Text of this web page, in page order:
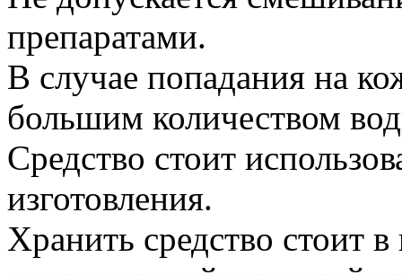
препаратами.
В случае попадания на
большим количеством
Средство стоит
изготовления.
Хранить средство стоит